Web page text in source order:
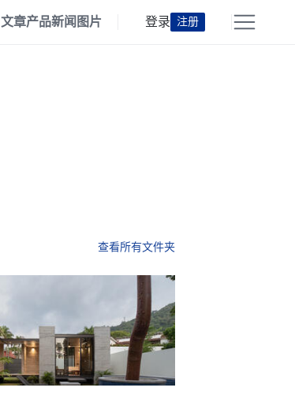
文章产品新闻 图片 登录 注册
查看所有文件夹